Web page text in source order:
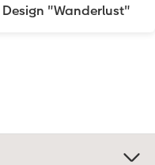
Design "Wanderlust"